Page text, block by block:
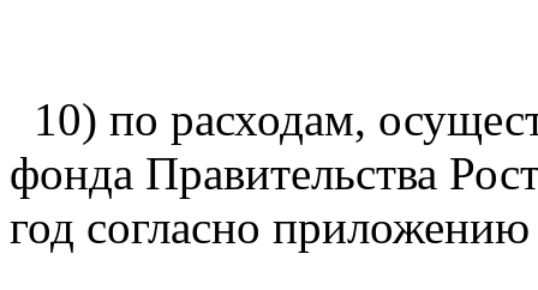
10) по расходам,
фонда Правительства
год согласно